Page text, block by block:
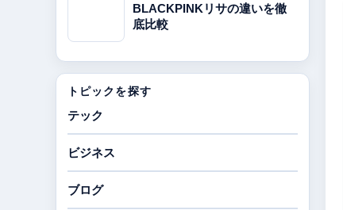
BLACKPINKリサの違いを徹
底比較
トピックを探す
テック
ビジネス
ブログ